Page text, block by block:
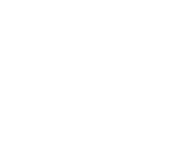
ecosistema.